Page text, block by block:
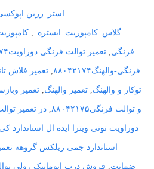
استر_رزین
گلاس_کامپوزیت_ابستره_ ,
فرنگی,تعمیر توالت فرنگی دوراویت۸۸۰۴۲۱۷۴
فرنگی-والهنگ۸۸۰۴۲۱۷۴ ,تعمیر فلاش
توکار و والهنگ,تعمیر والهنگ,تعمیر
و توالت فرنگی۸۸۰۴۲۱۷۵ ,
دوراویت توتی ویترا ایده ال استاندارد
استاندارد جمی ریلکس گروهه
ضمانت, فروش درب اتوماتیک رولی